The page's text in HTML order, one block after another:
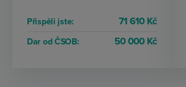
Přispěli jste: 71 610 Kč
Dar od ČSOB: 50 000 Kč